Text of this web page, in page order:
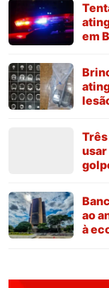
em
ao
à